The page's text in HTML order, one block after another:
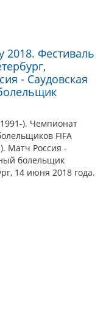
2018. Фестиваль
- Саудовская
). Чемпионат
FIFA
Матч Россия -
болельщик
14 июня 2018 года.